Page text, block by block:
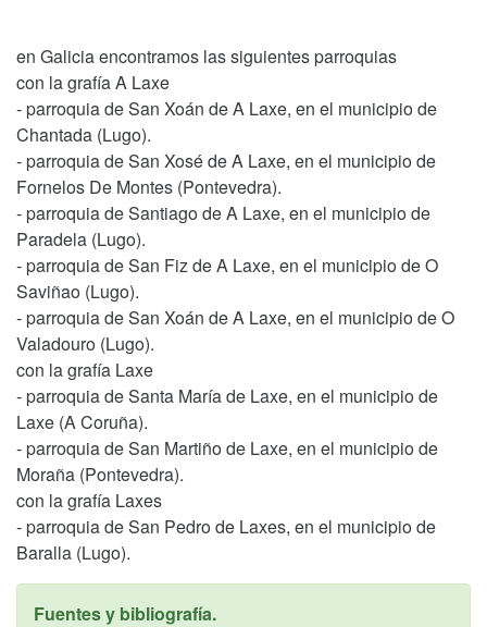
en Galicia encontramos las siguientes parroquias
con la grafía A Laxe
- parroquia de San Xoán de A Laxe, en el municipio de
Chantada (Lugo).
- parroquia de San Xosé de A Laxe, en el municipio de
Fornelos De Montes (Pontevedra).
- parroquia de Santiago de A Laxe, en el municipio de
Paradela (Lugo).
- parroquia de San Fiz de A Laxe, en el municipio de O
Saviñao (Lugo).
- parroquia de San Xoán de A Laxe, en el municipio de O
Valadouro (Lugo).
con la grafía Laxe
- parroquia de Santa María de Laxe, en el municipio de
Laxe (A Coruña).
- parroquia de San Martiño de Laxe, en el municipio de
Moraña (Pontevedra).
con la grafía Laxes
- parroquia de San Pedro de Laxes, en el municipio de
Baralla (Lugo).
Fuentes y bibliografía.